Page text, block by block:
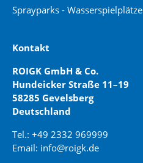
Sprayparks - Wasserspielplätze
Kontakt
ROIGK GmbH & Co.
Hundeicker Straße 11–19
58285 Gevelsberg
Deutschland
Tel.: +49 2332 969999
Email: info@roigk.de